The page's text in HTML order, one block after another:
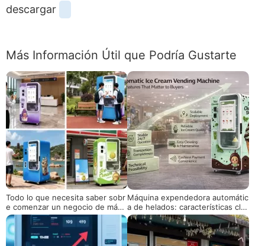
descargar
Más Información Útil que Podría Gustarte
Todo lo que necesita saber sobr
e comenzar un negocio de máqu
ina expendedora de helados
Máquina expendedora automátic
a de helados: características cla
ve que importan para los compra
dores